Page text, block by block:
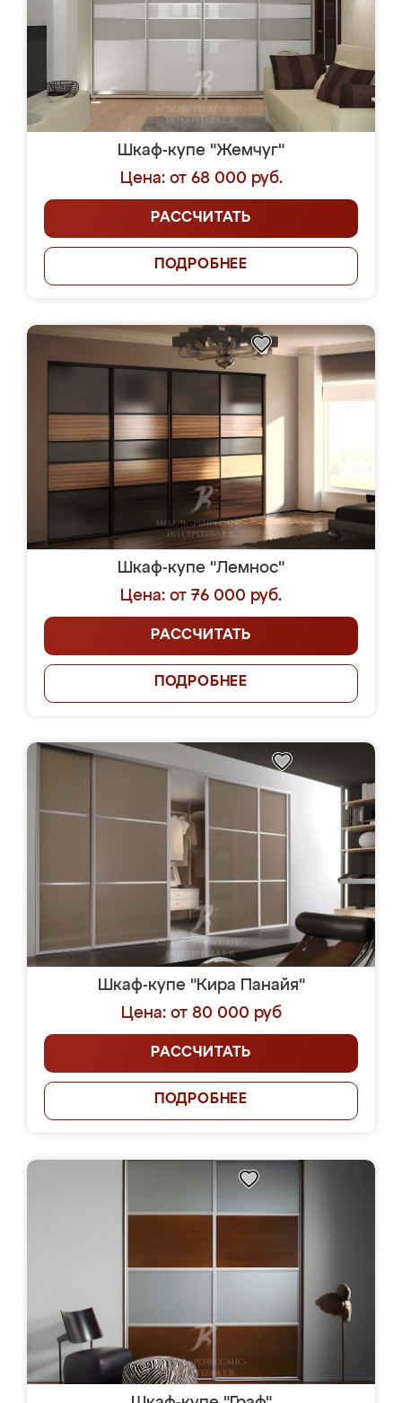
Шкаф-купе "Жемчуг"
Цена: от 68 000 руб.
РАССЧИТАТЬ
ПОДРОБНЕЕ
Шкаф-купе "Лемнос"
Цена: от 76 000 руб.
РАССЧИТАТЬ
ПОДРОБНЕЕ
Шкаф-купе "Кира Панайя"
Цена: от 80 000 руб
РАССЧИТАТЬ
ПОДРОБНЕЕ